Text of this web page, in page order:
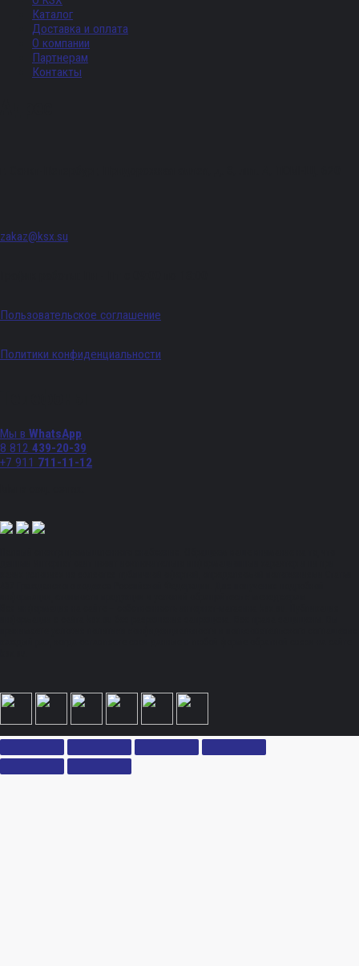
Каталог
Доставка и оплата
О компании
Партнерам
Контакты
zakaz@ksx.su
Пользовательское соглашение
Политики конфиденциальности
Мы в WhatsApp
8 812 439-20-39
+7 911 711-11-12